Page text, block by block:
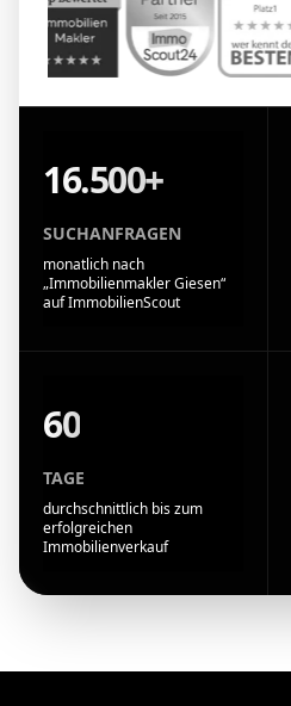
16.500+
SUCHANFRAGEN
monatlich nach
„Immobilienmakler Giesen“
auf ImmobilienScout
60
TAGE
durchschnittlich bis zum
erfolgreichen
Immobilienverkauf